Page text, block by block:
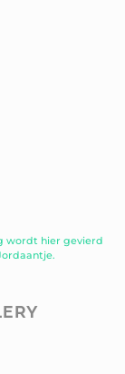
wordt hier gevierd